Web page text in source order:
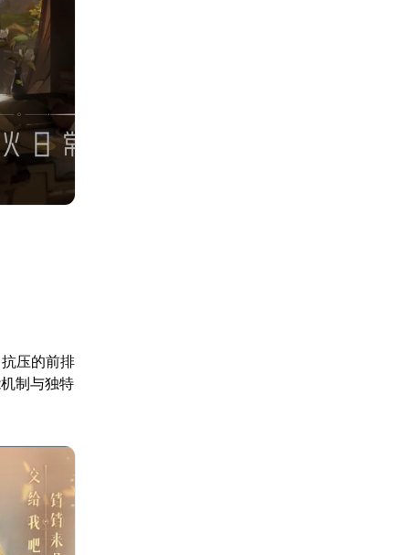
压的前排
制与独特